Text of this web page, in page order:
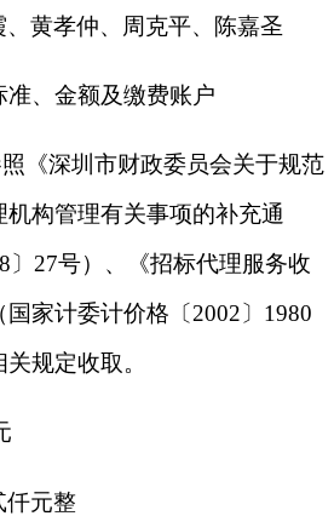
、黄孝仲、周克平、陈嘉圣
准、金额及缴费账户
《深圳市财政委员会关于规范
构管理有关事项的补充通
〕27号）、《招标代理服务收
家计委计价格〔2002〕1980
规定收取。
仟元整